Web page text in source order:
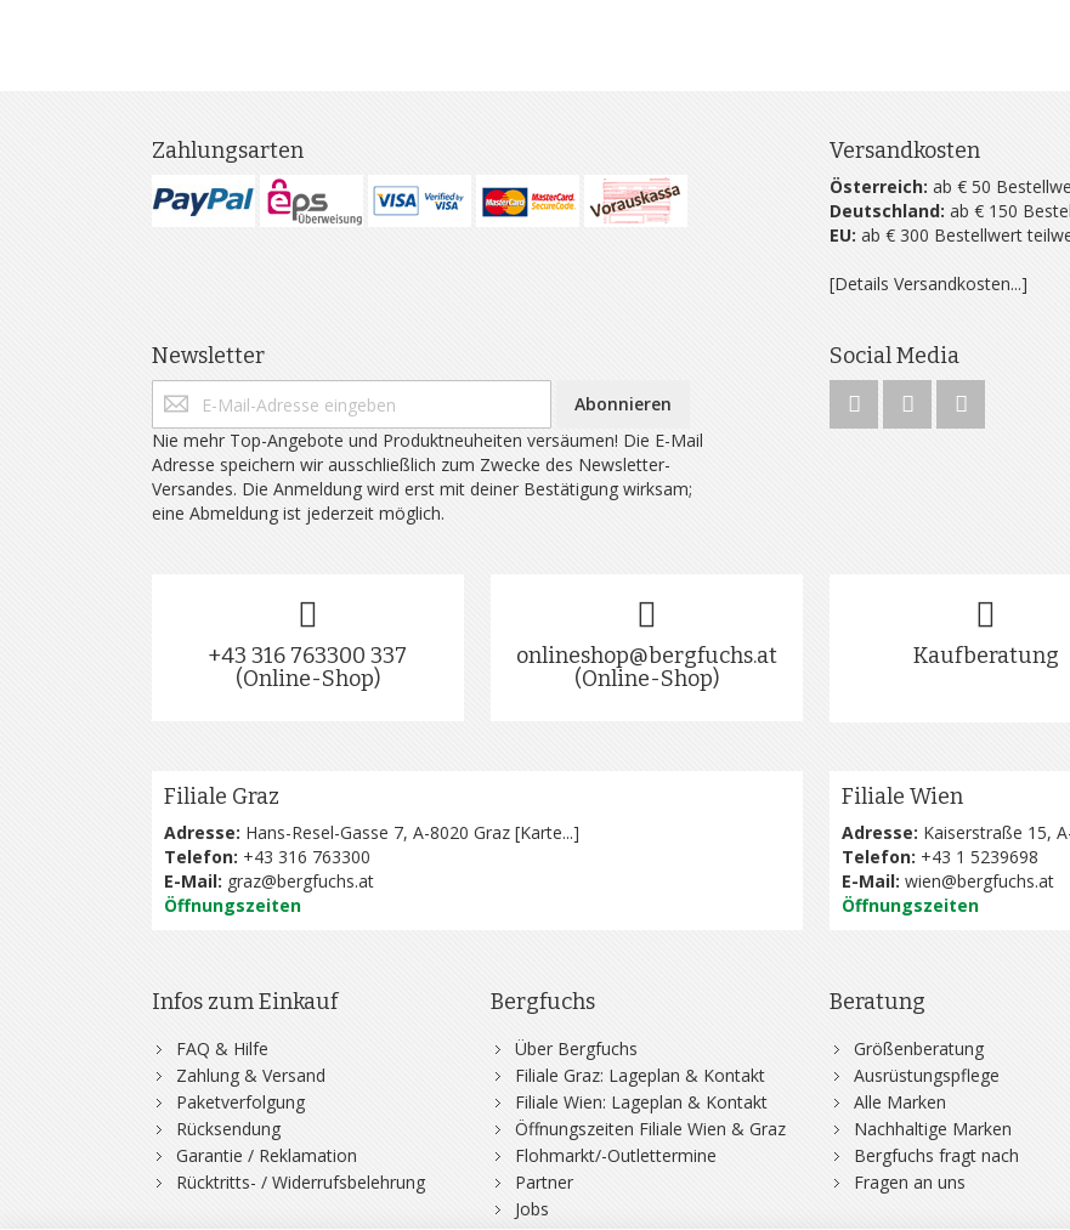
Zahlungsarten Versandkosten
Österreich: ab € 50
Deutschland: ab € 150
EU: ab € 300 Bestellwert
[Details Versandkosten...]
Newsletter
Abonnieren
Nie mehr Top-Angebote und Produktneuheiten versäumen! Die E-Mail
Adresse speichern wir ausschließlich zum Zwecke des Newsletter-
Versandes. Die Anmeldung wird erst mit deiner Bestätigung wirksam;
eine Abmeldung ist jederzeit möglich.
Social Media
+43 316 763300 337
(Online-Shop)
onlineshop@bergfuchs.at
(Online-Shop)
Kaufberatung
Filiale Graz
Adresse: Hans-Resel-Gasse 7, A-8020 Graz [Karte...]
Telefon: +43 316 763300
E-Mail: graz@bergfuchs.at
Öffnungszeiten
Filiale Wien
Adresse: Kaiserstraße 15,
Telefon: +43 1 5239698
E-Mail: wien@bergfuchs.at
Öffnungszeiten
Infos zum Einkauf
FAQ & Hilfe
Zahlung & Versand
Paketverfolgung
Rücksendung
Garantie / Reklamation
Rücktritts- / Widerrufsbelehrung
Bergfuchs
Über Bergfuchs
Filiale Graz: Lageplan & Kontakt
Filiale Wien: Lageplan & Kontakt
Öffnungszeiten Filiale Wien & Graz
Flohmarkt/-Outlettermine
Partner
Jobs
Beratung
Größenberatung
Ausrüstungspflege
Alle Marken
Nachhaltige Marken
Bergfuchs fragt nach
Fragen an uns